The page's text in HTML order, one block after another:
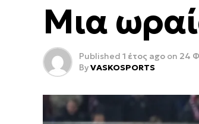
Μια
Published 1 έτος ago on 24
ByVASKOSPORTS